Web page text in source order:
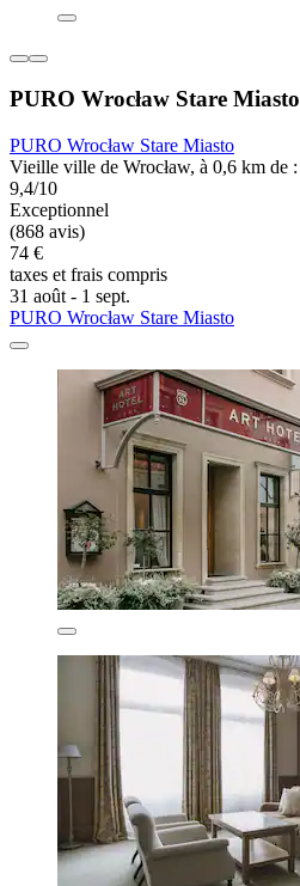
PURO Wrocław Stare Miasto
PURO Wrocław Stare Miasto
Vieille ville de Wrocław, à 0,6 km de
9,4/10
Exceptionnel
(868 avis)
74 €
taxes et frais compris
31 août - 1 sept.
PURO Wrocław Stare Miasto